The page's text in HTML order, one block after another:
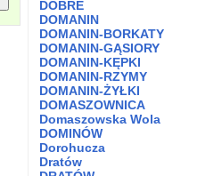
DOBRE
DOMANIN
DOMANIN-BORKATY
DOMANIN-GĄSIORY
DOMANIN-KĘPKI
DOMANIN-RZYMY
DOMANIN-ŻYŁKI
DOMASZOWNICA
Domaszowska Wola
DOMINÓW
Dorohucza
Dratów